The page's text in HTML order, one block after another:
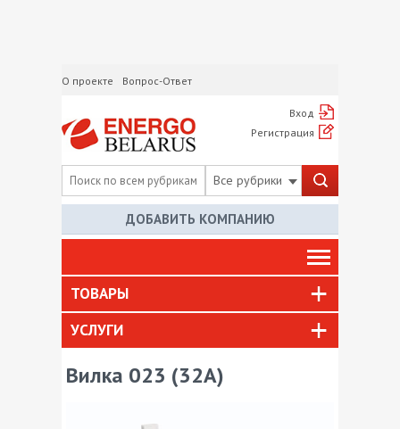
О проекте Вопрос-Ответ
Вход
Регистрация
Все рубрики
ДОБАВИТЬ КОМПАНИЮ
ТОВАРЫ
УСЛУГИ
Вилка 023 (32А)